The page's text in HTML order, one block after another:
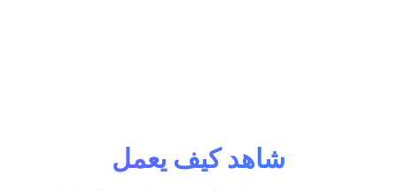
شاهد كيف يعمل